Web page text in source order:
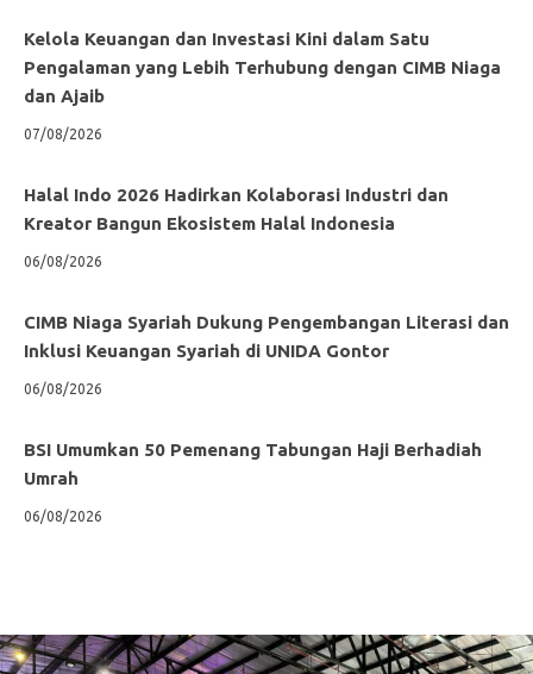
Kelola Keuangan dan Investasi Kini dalam Satu
Pengalaman yang Lebih Terhubung dengan CIMB Niaga
dan Ajaib
07/08/2026
Halal Indo 2026 Hadirkan Kolaborasi Industri dan
Kreator Bangun Ekosistem Halal Indonesia
06/08/2026
CIMB Niaga Syariah Dukung Pengembangan Literasi dan
Inklusi Keuangan Syariah di UNIDA Gontor
06/08/2026
BSI Umumkan 50 Pemenang Tabungan Haji Berhadiah
Umrah
06/08/2026